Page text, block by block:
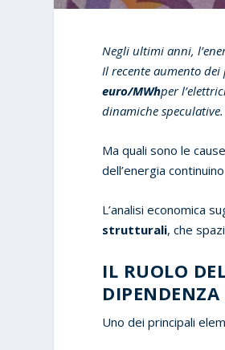
Negli ultimi anni,
Il recente aumento
euro/MWhper
dinamiche speculative.
Ma quali sono le
dell’energia
L’analisi economica
strutturali, che
IL RUOLO
DIPENDENZA
Uno dei principali